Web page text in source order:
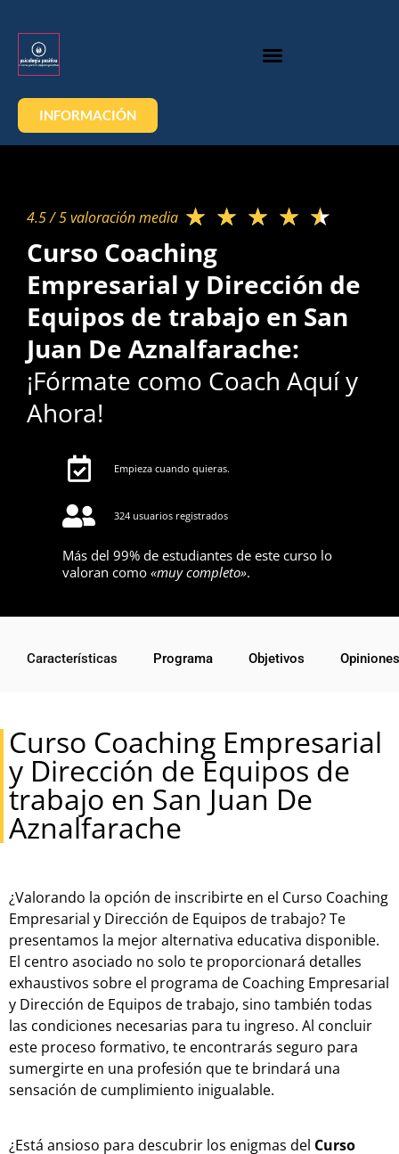
INFORMACIÓN
4.5 / 5 valoración media​ ★ ★ ★ ★ ★
Curso Coaching
Empresarial y Dirección de
Equipos de trabajo en San
Juan De Aznalfarache:
¡Fórmate como Coach Aquí y
Ahora!
Empieza cuando quieras.
324 usuarios registrados
Más del 99% de estudiantes de este curso lo
valoran como «muy completo».
Características Programa Objetivos Opiniones
Curso Coaching Empresarial
y Dirección de Equipos de
trabajo en San Juan De
Aznalfarache
¿Valorando la opción de inscribirte en el Curso Coaching
Empresarial y Dirección de Equipos de trabajo? Te
presentamos la mejor alternativa educativa disponible.
El centro asociado no solo te proporcionará detalles
exhaustivos sobre el programa de Coaching Empresarial
y Dirección de Equipos de trabajo, sino también todas
las condiciones necesarias para tu ingreso. Al concluir
este proceso formativo, te encontrarás seguro para
sumergirte en una profesión que te brindará una
sensación de cumplimiento inigualable.
¿Está ansioso para descubrir los enigmas del Curso